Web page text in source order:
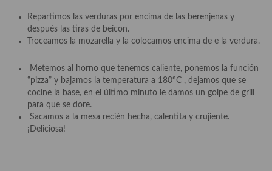
Postres y dulces
Postres con frutas
Quesos, recetas
Salazones y encurtidos
Recetas Especiales
Repartimos las verduras por encima de las berenjenas y
después las tiras de beicon.
Troceamos la mozarella y la colocamos encima de e la verdura.
Metemos al horno que tenemos caliente, ponemos la función
“pizza” y bajamos la temperatura a 180ºC , dejamos que se
cocine la base, en el último minuto le damos un golpe de grill
para que se dore.
Sacamos a la mesa recién hecha, calentita y crujiente.
¡Deliciosa!